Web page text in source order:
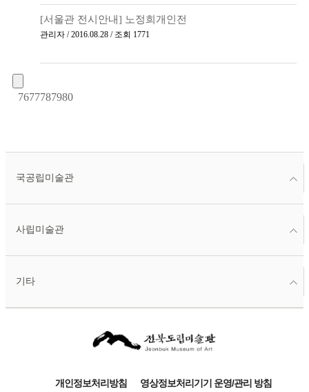
[서울관 전시안내] 노정희개인전
관리자 / 2016.08.28 / 조회 1771
7677787980
국공립미술관
사립미술관
기타
개인정보처리방침
영상정보처리기기 운영/관리 방침